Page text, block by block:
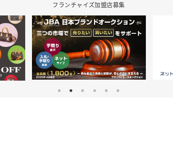
フランチャイズ加盟店募集